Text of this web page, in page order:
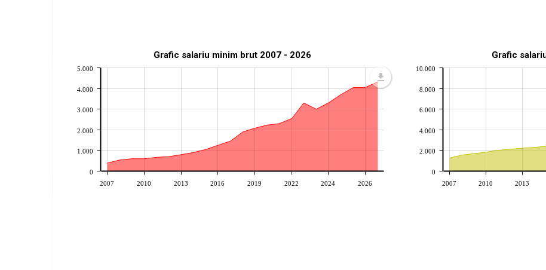
Grafic salariu minim brut 2007 - 2026
2007 2010 2013 2016 2019 2022 2024 2026
0
1.000
2.000
3.000
4.000
5.000
Grafic
2007 2010 2013
0
2.000
4.000
6.000
8.000
10.000